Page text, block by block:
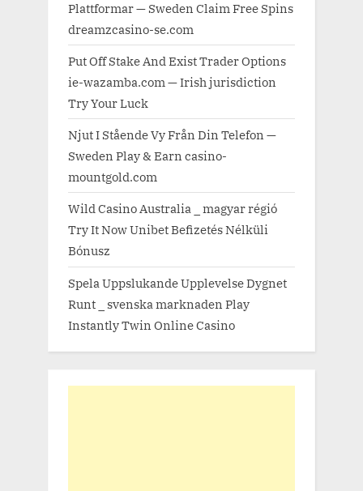
Plattformar — Sweden Claim Free Spins
dreamzcasino-se.com
Put Off Stake And Exist Trader Options
ie-wazamba.com — Irish jurisdiction
Try Your Luck
Njut I Stående Vy Från Din Telefon —
Sweden Play & Earn casino-
mountgold.com
Wild Casino Australia _ magyar régió
Try It Now Unibet Befizetés Nélküli
Bónusz
Spela Uppslukande Upplevelse Dygnet
Runt _ svenska marknaden Play
Instantly Twin Online Casino